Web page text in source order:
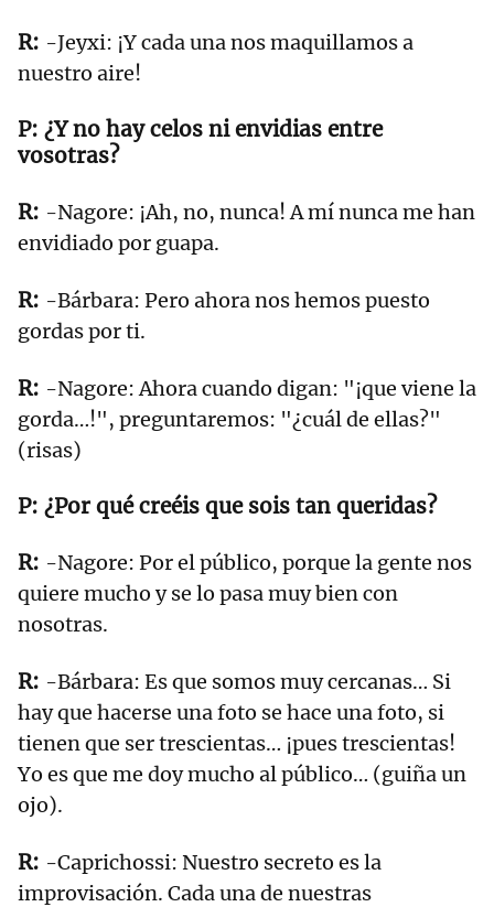
-Jeyxi: ¡Y cada una nos maquillamos a
nuestro aire!
¿Y no hay celos ni envidias entre
vosotras?
-Nagore: ¡Ah, no, nunca! A mí nunca me han
envidiado por guapa.
-Bárbara: Pero ahora nos hemos puesto
gordas por ti.
-Nagore: Ahora cuando digan: "¡que viene la
gorda…!", preguntaremos: "¿cuál de ellas?"
(risas)
¿Por qué creéis que sois tan queridas?
-Nagore: Por el público, porque la gente nos
quiere mucho y se lo pasa muy bien con
nosotras.
-Bárbara: Es que somos muy cercanas… Si
hay que hacerse una foto se hace una foto, si
tienen que ser trescientas… ¡pues trescientas!
Yo es que me doy mucho al público… (guiña un
ojo).
-Caprichossi: Nuestro secreto es la
improvisación. Cada una de nuestras